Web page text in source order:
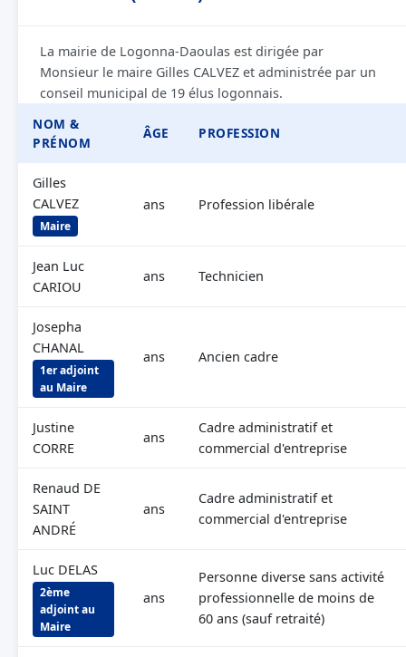
La mairie de Logonna-Daoulas est dirigée par
Monsieur le maire Gilles CALVEZ et administrée par un
conseil municipal de 19 élus logonnais.
NOM &
PRÉNOM
ÂGE PROFESSION
Gilles
CALVEZ
Maire
ans Profession libérale
Jean Luc
CARIOU
ans Technicien
Josepha
CHANAL
1er adjoint
au Maire
ans Ancien cadre
Justine
CORRE
ans
Cadre administratif et
commercial d'entreprise
Renaud DE
SAINT
ANDRÉ
ans
Cadre administratif et
commercial d'entreprise
Luc DELAS
2ème
adjoint au
Maire
ans
Personne diverse sans activité
professionnelle de moins de
60 ans (sauf retraité)